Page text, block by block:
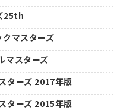
25th
クマスターズ
マスターズ
ターズ 2017年版
ターズ 2015年版